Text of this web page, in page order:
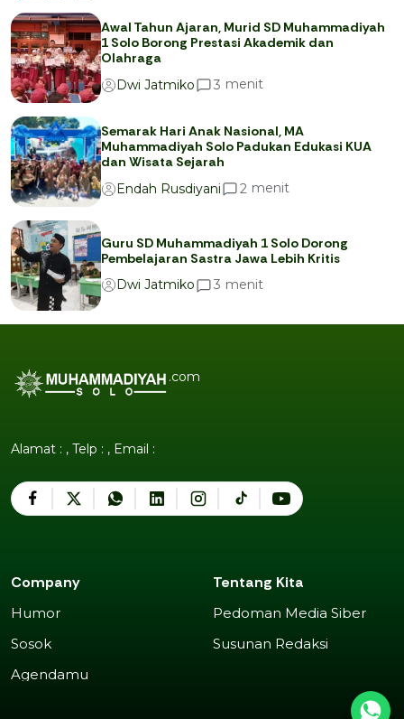
Awal Tahun Ajaran, Murid SD Muhammadiyah
1 Solo Borong Prestasi Akademik dan
Olahraga
Dwi Jatmiko
3 menit
Semarak Hari Anak Nasional, MA
Muhammadiyah Solo Padukan Edukasi KUA
dan Wisata Sejarah
Endah Rusdiyani
2 menit
Guru SD Muhammadiyah 1 Solo Dorong
Pembelajaran Sastra Jawa Lebih Kritis
Dwi Jatmiko
3 menit
.com
Alamat : , Telp : , Email :
Company
Humor
Sosok
Agendamu
Tentang Kita
Pedoman Media Siber
Susunan Redaksi